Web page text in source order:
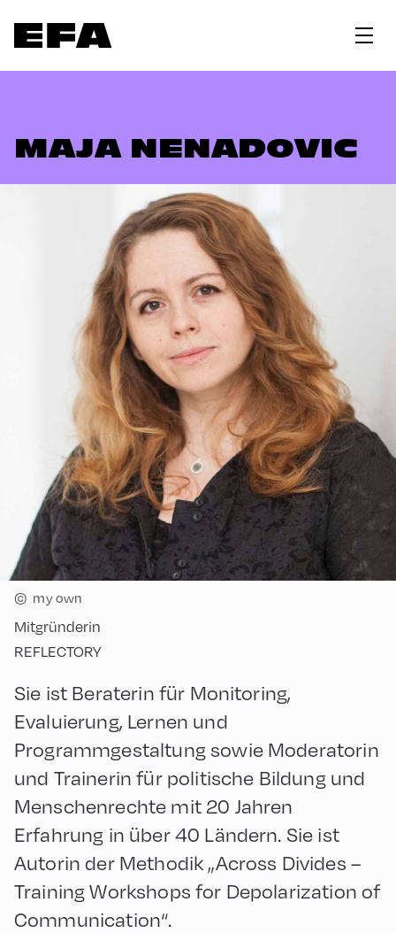
MAJA NENADOVIC
© my own
Mitgründerin
REFLECTORY
Sie ist Beraterin für Monitoring,
Evaluierung, Lernen und
Programmgestaltung sowie Moderatorin
und Trainerin für politische Bildung und
Menschenrechte mit 20 Jahren
Erfahrung in über 40 Ländern. Sie ist
Autorin der Methodik „Across Divides –
Training Workshops for Depolarization of
Communication“.